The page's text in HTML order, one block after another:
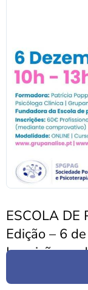
ESCOLA DE
Edição – 6
Inscrições a
24 de